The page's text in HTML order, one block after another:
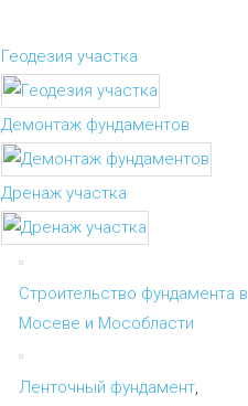
Геодезия участка
Демонтаж фундаментов
Дренаж участка
Строительство фундамента в
Мосеве и Мособласти
Ленточный фундамент,